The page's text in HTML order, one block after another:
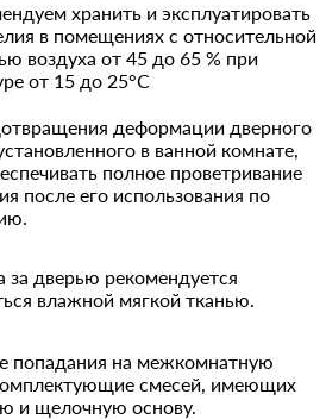
хранить и эксплуатировать
в помещениях с относительной
воздуха от 45 до 65 % при
от 15 до 25°C
деформации дверного
в ванной комнате,
полное проветривание
после его использования по
за дверью рекомендуется
влажной мягкой тканью.
попадания на межкомнатную
смесей, имеющих
и щелочную основу.